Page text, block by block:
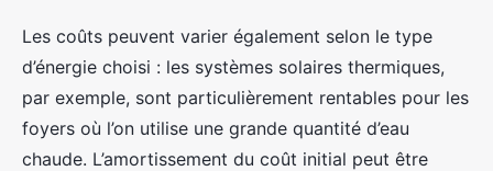
Les coûts peuvent varier également selon le type
d’énergie choisi : les systèmes solaires thermiques,
par exemple, sont particulièrement rentables pour les
foyers où l’on utilise une grande quantité d’eau
chaude. L’amortissement du coût initial peut être